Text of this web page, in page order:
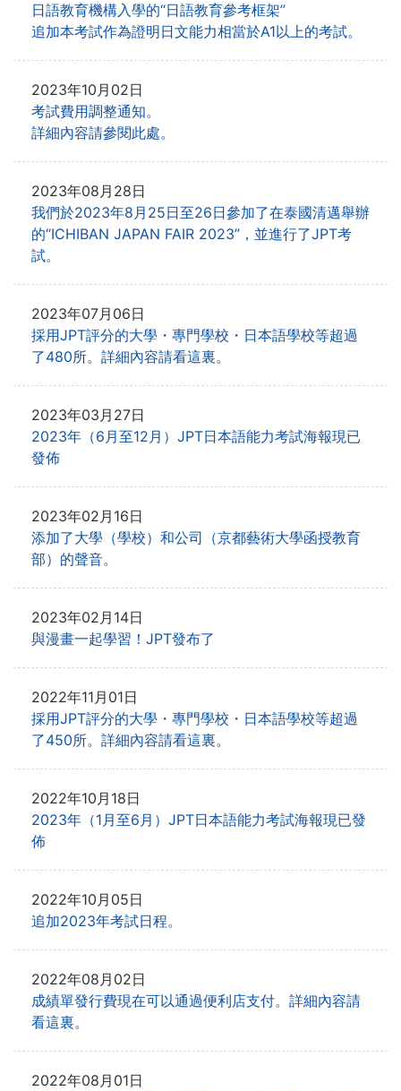
日語教育機構入學的“日語教育參考框架”
追加本考試作為證明日文能力相當於A1以上的考試。
2023年10月02日
考試費用調整通知。
詳細內容請參閱此處。
2023年08月28日
我們於2023年8月25日至26日參加了在泰國清邁舉辦
的“ICHIBAN JAPAN FAIR 2023”，並進行了JPT考
試。
2023年07月06日
採用JPT評分的大學・專門學校・日本語學校等超過
了480所。詳細內容請看這裏。
2023年03月27日
2023年（6月至12月）JPT日本語能力考試海報現已
發佈
2023年02月16日
添加了大學（學校）和公司（京都藝術大學函授教育
部）的聲音。
2023年02月14日
與漫畫一起學習！JPT發布了
2022年11月01日
採用JPT評分的大學・專門學校・日本語學校等超過
了450所。詳細內容請看這裏。
2022年10月18日
2023年（1月至6月）JPT日本語能力考試海報現已發
佈
2022年10月05日
追加2023年考試日程。
2022年08月02日
成績單發行費現在可以通過便利店支付。詳細內容請
看這裏。
2022年08月01日